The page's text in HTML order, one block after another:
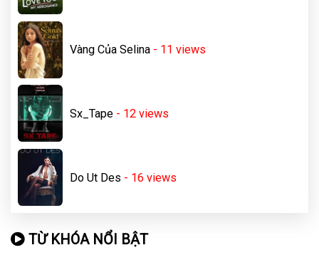
Vàng Của Selina - 11 views
Sx_Tape - 12views
Do Ut Des - 16 views
TỪ KHÓA NỔI BẬT